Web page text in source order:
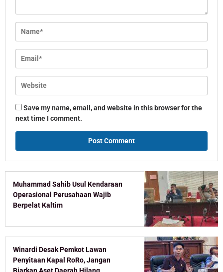
Save my name, email, and website in this browser for the
next time I comment.
Muhammad Sahib Usul Kendaraan
Operasional Perusahaan Wajib
Berpelat Kaltim
Winardi Desak Pemkot Lawan
Penyitaan Kapal RoRo, Jangan
Biarkan Aset Daerah Hilang